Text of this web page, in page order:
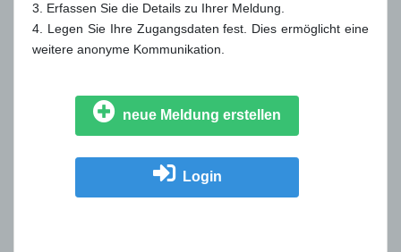
3. Erfassen Sie die Details zu Ihrer Meldung.
4. Legen Sie Ihre Zugangsdaten fest. Dies ermöglicht eine
weitere anonyme Kommunikation.
neue Meldung erstellen
Login